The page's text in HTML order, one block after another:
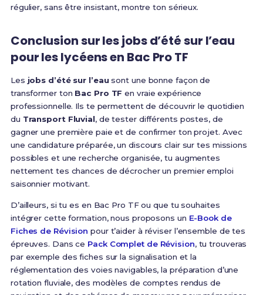
régulier, sans être insistant, montre ton sérieux.
Conclusion sur les jobs d’été sur l’eau
pour les lycéens en Bac Pro TF
Les jobs d’été sur l’eausont une bonne façon de
transformer ton Bac Pro TF en vraie expérience
professionnelle. Ils te permettent de découvrir le quotidien
du Transport Fluvial, de tester différents postes, de
gagner une première paie et de confirmer ton projet. Avec
une candidature préparée, un discours clair sur tes missions
possibles et une recherche organisée, tu augmentes
nettement tes chances de décrocher un premier emploi
saisonnier motivant.
D’ailleurs, si tu es en Bac Pro TF ou que tu souhaites
intégrer cette formation, nous proposons un E-Book de
Fiches de Révision pour t’aider à réviser l’ensemble de tes
épreuves. Dans ce Pack Complet de Révision, tu trouveras
par exemple des fiches sur la signalisation et la
réglementation des voies navigables, la préparation d’une
rotation fluviale, des modèles de comptes rendus de